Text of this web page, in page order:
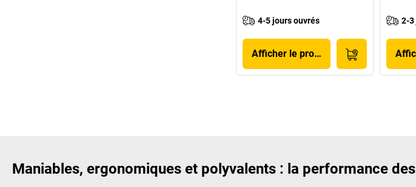
4-5 jours ouvrés
Afficher le produit
2-3
Maniables, ergonomiques et polyvalents : la performance